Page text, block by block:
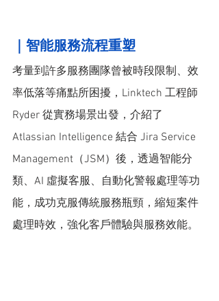
｜智能服務流程重塑
考量到許多服務團隊曾被時段限制、效
率低落等痛點所困擾，Linktech 工程師
Ryder 從實務場景出發，介紹了
Atlassian Intelligence 結合 Jira Service
Management（JSM）後，透過智能分
類、AI 虛擬客服、自動化警報處理等功
能，成功克服傳統服務瓶頸，縮短案件
處理時效，強化客戶體驗與服務效能。